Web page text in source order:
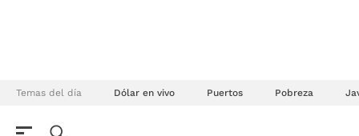
Temas del día Dólar en vivo Puertos Pobreza